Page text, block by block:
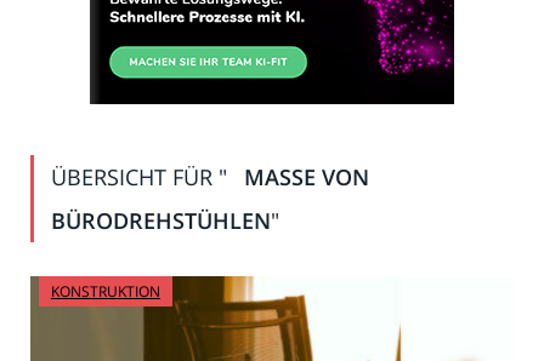
ÜBERSICHT FÜR "
MASSE VON B
ÜRODREHSTÜHLEN
"
KONSTRUKTION